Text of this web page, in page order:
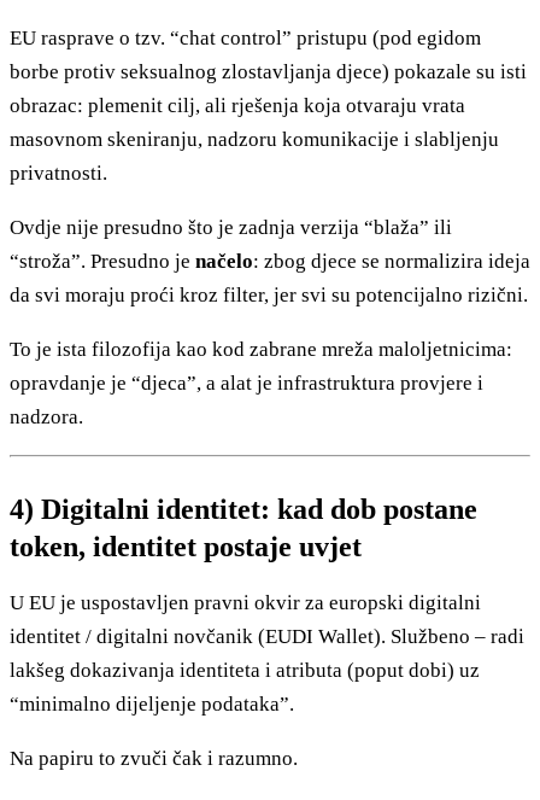
EU rasprave o tzv. “chat control” pristupu (pod egidom
borbe protiv seksualnog zlostavljanja djece) pokazale su isti
obrazac: plemenit cilj, ali rješenja koja otvaraju vrata
masovnom skeniranju, nadzoru komunikacije i slabljenju
privatnosti.
Ovdje nije presudno što je zadnja verzija “blaža” ili
“stroža”. Presudno je načelo: zbog djece se normalizira ideja
da svi moraju proći kroz filter, jer svi su potencijalno rizični.
To je ista filozofija kao kod zabrane mreža maloljetnicima:
opravdanje je “djeca”, a alat je infrastruktura provjere i
nadzora.
4) Digitalni identitet: kad dob postane
token, identitet postaje uvjet
U EU je uspostavljen pravni okvir za europski digitalni
identitet / digitalni novčanik (EUDI Wallet). Službeno – radi
lakšeg dokazivanja identiteta i atributa (poput dobi) uz
“minimalno dijeljenje podataka”.
Na papiru to zvuči čak i razumno.